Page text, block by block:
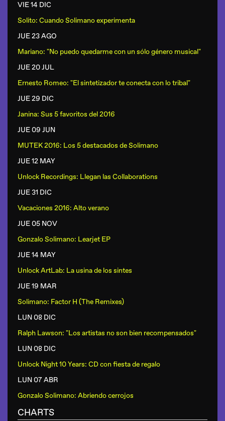
VIE 14 DIC
Solito: Cuando Solimano experimenta
JUE 23 AGO
Mariano: "No puedo quedarme con un sólo género musical"
JUE 20 JUL
Ernesto Romeo: "El sintetizador te conecta con lo tribal"
JUE 29 DIC
Janina: Sus 5 favoritos del 2016
JUE 09 JUN
MUTEK 2016: Los 5 destacados de Solimano
JUE 12 MAY
Unlock Recordings: Llegan las Collaborations
JUE 31 DIC
Vacaciones 2016: Alto verano
JUE 05 NOV
Gonzalo Solimano: Learjet EP
JUE 14 MAY
Unlock ArtLab: La usina de los sintes
JUE 19 MAR
Solimano: Factor H (The Remixes)
LUN 08 DIC
Ralph Lawson: "Los artistas no son bien recompensados"
LUN 08 DIC
Unlock Night 10 Years: CD con fiesta de regalo
LUN 07 ABR
Gonzalo Solimano: Abriendo cerrojos
CHARTS